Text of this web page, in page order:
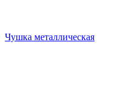
Чушка металлическая